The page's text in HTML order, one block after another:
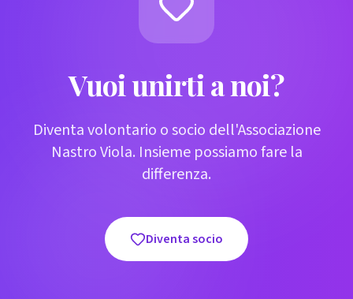
Vuoi unirti a noi?
Diventa volontario o socio dell'Associazione
Nastro Viola. Insieme possiamo fare la
differenza.
Diventa socio